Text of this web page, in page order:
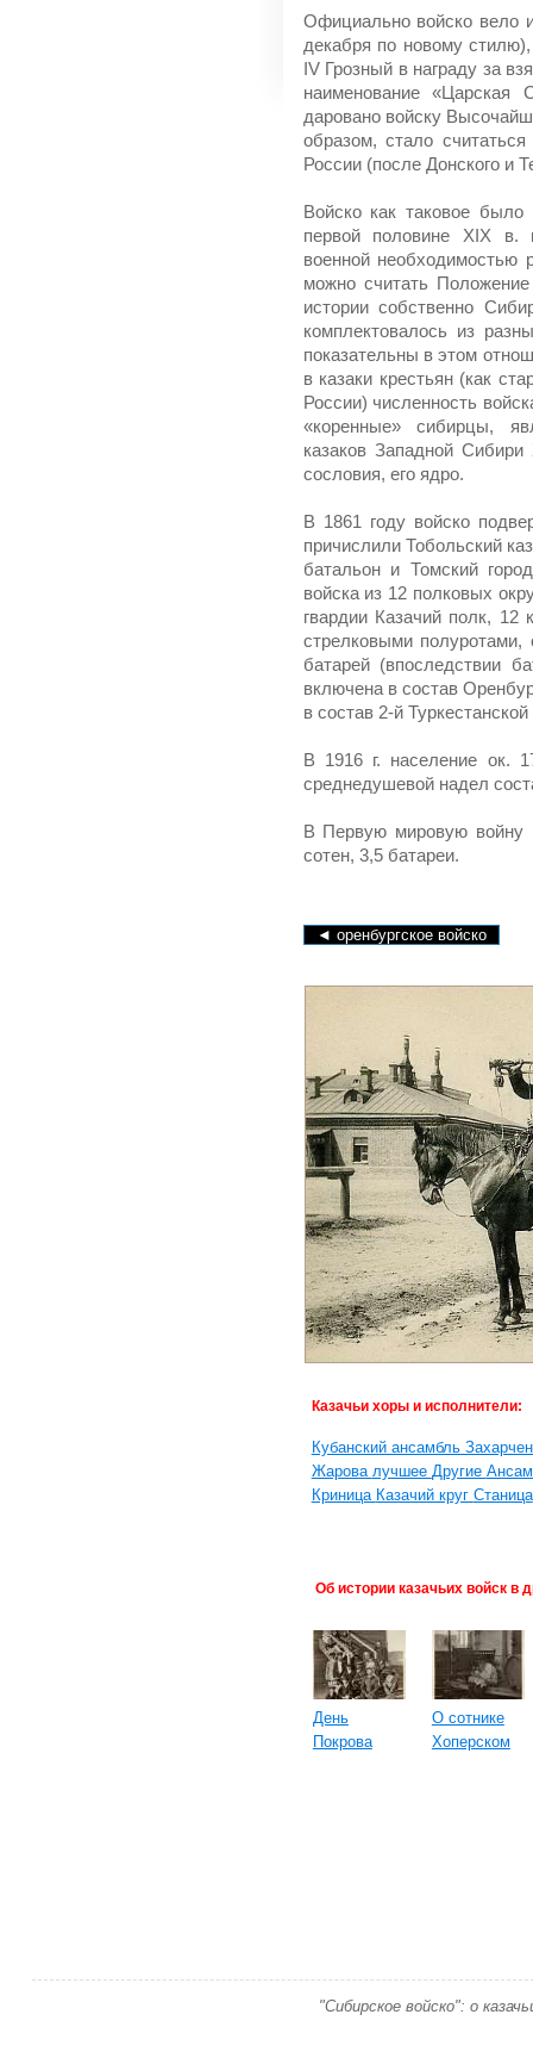
Официально войско вело
декабря по новому
IV Грозный в награду за
наименование «Царская
даровано войску
образом, стало
России (после Донского и
Войско как таковое
первой половине XIX в.
военной необходимостью
можно считать
истории собственно
комплектовалось из
показательны в этом
в казаки крестьян (как
России) численность
«коренные» сибирцы,
казаков Западной
сословия, его ядро.
В 1861 году войско
причислили Тобольский
батальон и Томский
войска из 12 полковых
гвардии Казачий полк,
стрелковыми полуротами,
батарей (впоследствии
включена в состав
в состав 2-й
В 1916 г. население ок.
среднедушевой надел
В Первую мировую войну
сотен, 3,5 батареи.
◄ оренбургское войско
Казачьи хоры и исполнители:
Кубанский ансамбль
Жарова лучшее Другие
Криница Казачий круг Станица
Об истории казачьих войск в
День
Покрова
О сотнике
Хоперском
"Сибирское войско": о